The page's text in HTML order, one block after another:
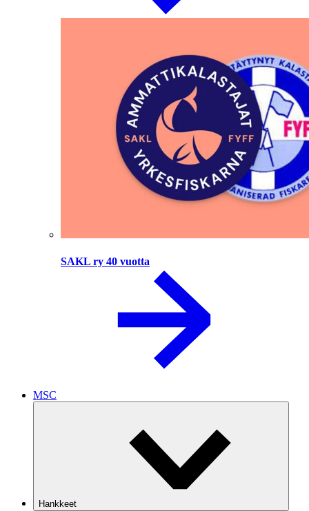
SAKL ry 40 vuotta
MSC
Hankkeet